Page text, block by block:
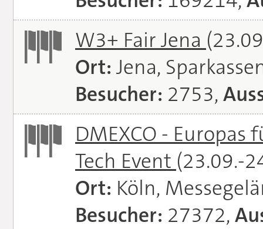
W3+ Fair Jena
Ort: Jena,
Besucher: 2753,
DMEXCO -
Tech Event (23.09.-
Ort: Köln,
Besucher: 27372,